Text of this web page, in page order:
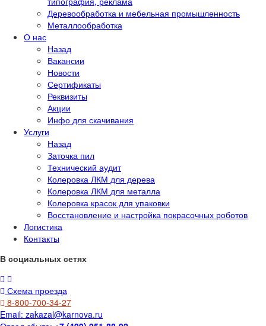
Деревообработка и мебельная промышленность
Металлообработка
О нас
Назад
Вакансии
Новости
Сертификаты
Реквизиты
Акции
Инфо для скачивания
Услуги
Назад
Заточка пил
Технический аудит
Колеровка ЛКМ для дерева
Колеровка ЛКМ для металла
Колеровка красок для упаковки
Восстановление и настройка покрасочных роботов
Логистика
Контакты
В социальных сетях
Схема проезда
8-800-700-34-27
Email: zakazal@karnova.ru